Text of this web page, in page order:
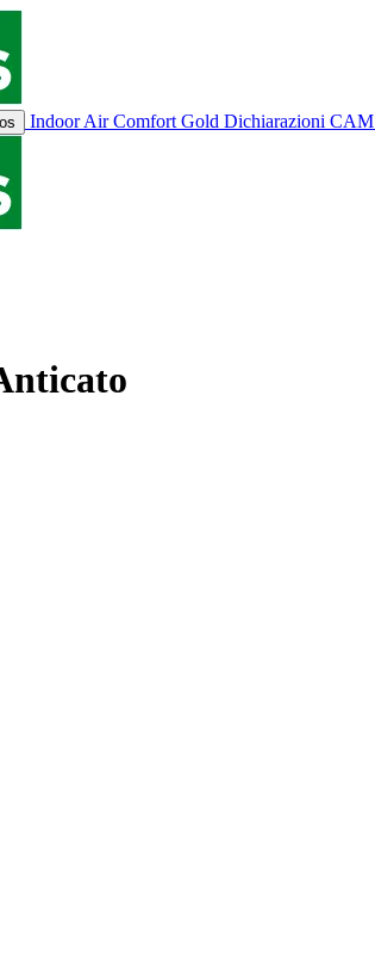
Indoor Air Comfort Gold Dichiarazioni CAM